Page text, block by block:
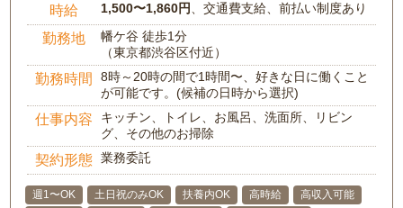
時給 1,500〜1,860円、交通費支給、前払い制度あり
勤務地
幡ケ谷 徒歩1分
（東京都渋谷区付近）
勤務時間
8時～20時の間で1時間〜、好きな日に働くこと
が可能です。(候補の日時から選択)
仕事内容
キッチン、トイレ、お風呂、洗面所、リビン
グ、その他のお掃除
契約形態 業務委託
週1〜OK 土日祝のみOK 扶養内OK 高時給
高収入可能